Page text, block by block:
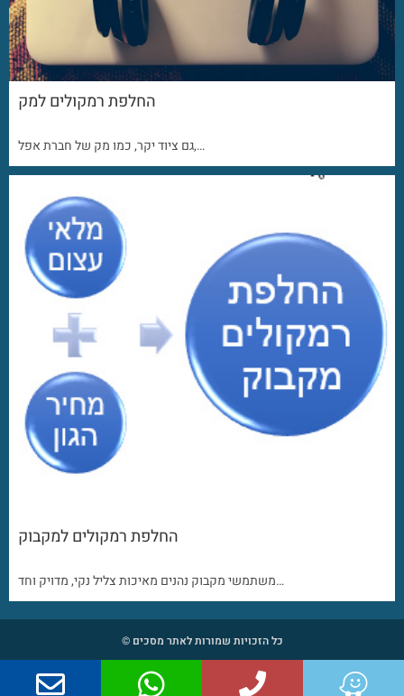
החלפת רמקולים למק
גם ציוד יקר, כמו מק של חברת אפל,…
החלפת רמקולים למקבוק
משתמשי מקבוק נהנים מאיכות צליל נקי, מדויק וחד…
כל הזכויות שמורות לאתר מסכים ©